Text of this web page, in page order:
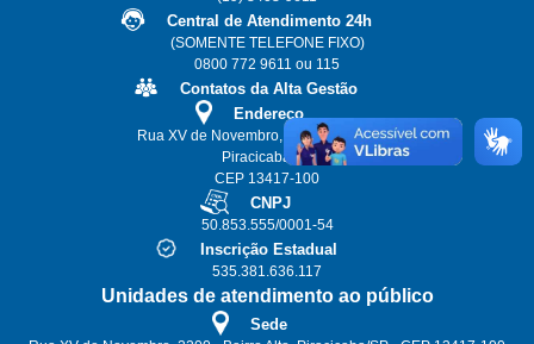
Central de Atendimento 24h
(SOMENTE TELEFONE FIXO)
0800 772 9611 ou 115
Contatos da Alta Gestão
Endereço
Rua XV de Novembro, 2200 - Bairro Alto
Piracicaba/SP
CEP 13417-100
CNPJ
50.853.555/0001-54
Inscrição Estadual
535.381.636.117
Unidades de atendimento ao público
Sede